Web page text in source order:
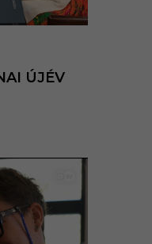
ÚJÉV